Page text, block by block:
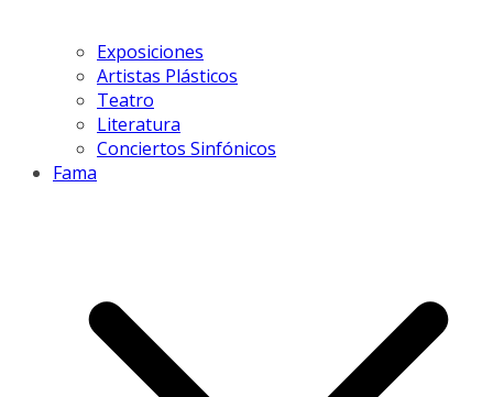
Exposiciones
Artistas Plásticos
Teatro
Literatura
Conciertos Sinfónicos
Fama